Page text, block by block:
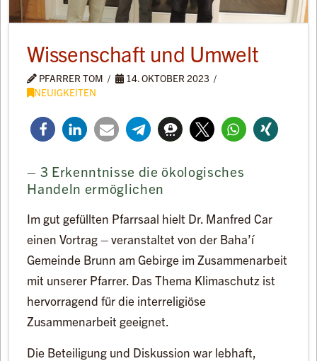
Wissenschaft und Umwelt
PFARRER TOM
14. OKTOBER 2023
NEUIGKEITEN
– 3 Erkenntnisse die ökologisches
Handeln ermöglichen
Im gut gefüllten Pfarrsaal hielt Dr. Manfred Car
einen Vortrag – veranstaltet von der Baha’í
Gemeinde Brunn am Gebirge im Zusammenarbeit
mit unserer Pfarrer. Das Thema Klimaschutz ist
hervorragend für die interreligiöse
Zusammenarbeit geeignet.
Die Beteiligung und Diskussion war lebhaft,